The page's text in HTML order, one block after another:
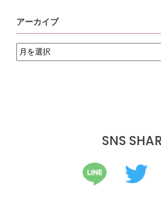
アーカイブ
ア
ー
カ
SNS